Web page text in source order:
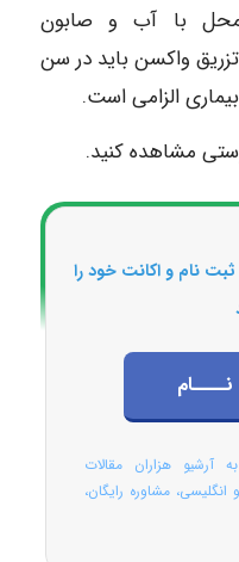
با آب و صابون
واکسن باید در سن
مشاهده کنید.
نام و اکانت خود را
آرشیو هزاران مقالات
مشاوره رایگان،